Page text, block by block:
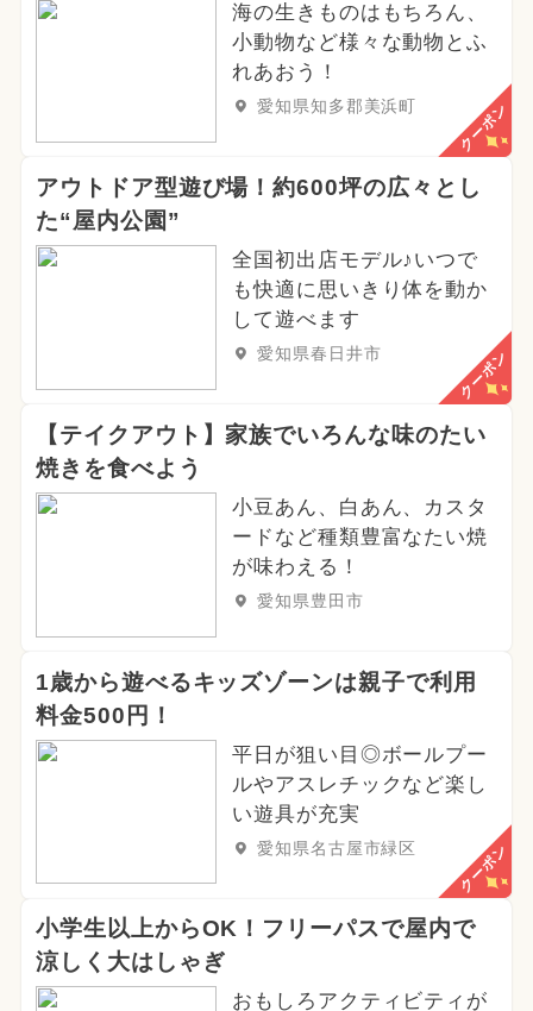
海の生きものはもちろん、
小動物など様々な動物とふ
れあおう！
愛知県知多郡美浜町 クーポン
アウトドア型遊び場！約600坪の広々とし
た“屋内公園”
全国初出店モデル♪いつで
も快適に思いきり体を動か
して遊べます
愛知県春日井市 クーポン
【テイクアウト】家族でいろんな味のたい
焼きを食べよう
小豆あん、白あん、カスタ
ードなど種類豊富なたい焼
が味わえる！
愛知県豊田市
1歳から遊べるキッズゾーンは親子で利用
料金500円！
平日が狙い目◎ボールプー
ルやアスレチックなど楽し
い遊具が充実
愛知県名古屋市緑区 クーポン
小学生以上からOK！フリーパスで屋内で
涼しく大はしゃぎ
おもしろアクティビティが